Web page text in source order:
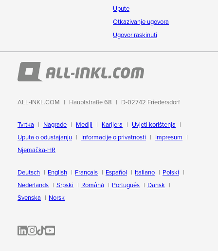
Upute
Otkazivanje ugovora
Ugovor raskinuti
ALL-INKL.COM Hauptstraße 68 D-02742 Friedersdorf
Tvrtka Nagrade Mediji Karijera
Uvjeti korištenja
Uputa o odustajanju
Informacije o privatnosti
Impresum
Njemačka-HR
Deutsch English Français Español Italiano
Polski
Nederlands
Srpski Română Português
Dansk
Svenska
Norsk
ALL-INKL.COM | LinkedIn
ALL-INKL.COM • Instagram photos and videos
ALL-INKL.COM | TikTok
ALLINKL.COM - YouTube